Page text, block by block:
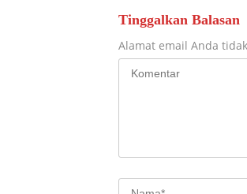
Tinggalkan Balasan
Alamat email Anda